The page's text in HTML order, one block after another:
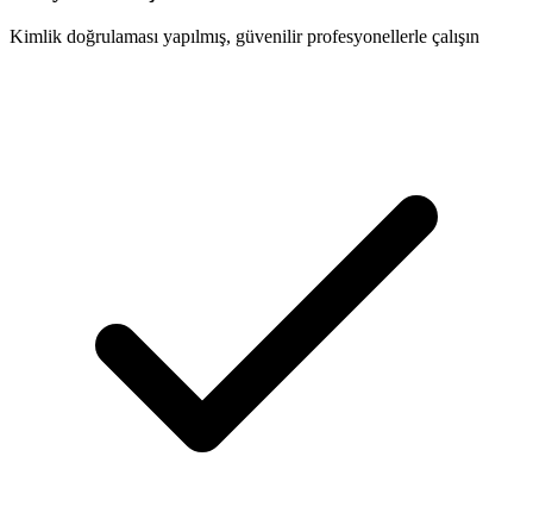
Kimlik doğrulaması yapılmış, güvenilir profesyonellerle çalışın